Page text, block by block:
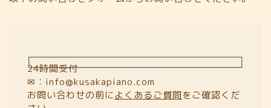
24時間受付
✉：info@kusakapiano.com
お問い合わせの前によくあるご質問をご確認くだ